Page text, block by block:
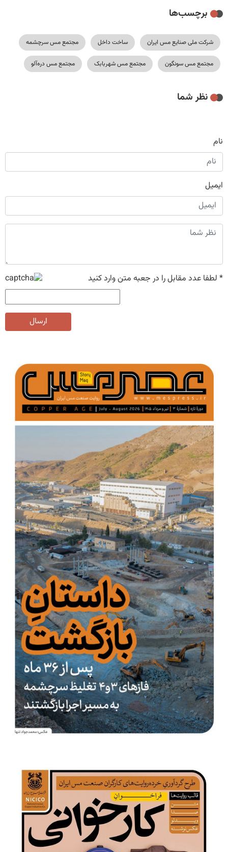
برچسب‌ها
شرکت ملی صنایع مس ایران ساخت داخل مجتمع مس سرچشمه
مجتمع مس سونگون مجتمع مس شهربابک مجتمع مس دره‌آلو
نظر شما
نام
ایمیل
* لطفا عدد مقابل را در جعبه متن وارد کنید
ارسال